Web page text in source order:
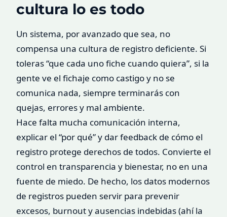
cultura lo es todo
Un sistema, por avanzado que sea, no
compensa una cultura de registro deficiente. Si
toleras “que cada uno fiche cuando quiera”, si la
gente ve el fichaje como castigo y no se
comunica nada, siempre terminarás con
quejas, errores y mal ambiente.
Hace falta mucha comunicación interna,
explicar el “por qué” y dar feedback de cómo el
registro protege derechos de todos. Convierte el
control en transparencia y bienestar, no en una
fuente de miedo. De hecho, los datos modernos
de registros pueden servir para prevenir
excesos, burnout y ausencias indebidas (ahí la